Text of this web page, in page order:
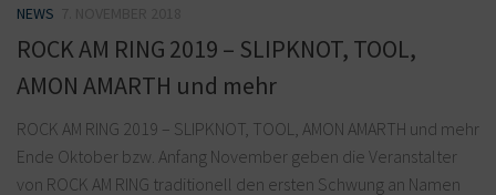
NEWS
ROCK AM RING 2019 – SLIPKNOT, TOOL,
AMON AMARTH und mehr
ROCK AM RING 2019 – SLIPKNOT, TOOL, AMON AMARTH und mehr
Ende Oktober bzw. Anfang November geben die Veranstalter
von ROCK AM RING traditionell den ersten Schwung an Namen